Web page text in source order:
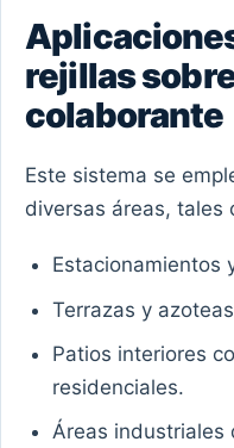
rejillas
colaborante
Este sistema se
diversas áreas, tales
Estacionamientos
Terrazas y
Patios interiores
residenciales.
Áreas industriales